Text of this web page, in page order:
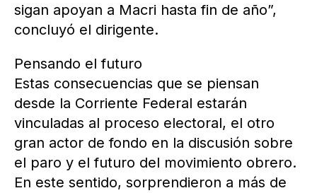
sigan apoyan a Macri hasta fin de año”,
concluyó el dirigente.
Pensando el futuro
Estas consecuencias que se piensan
desde la Corriente Federal estarán
vinculadas al proceso electoral, el otro
gran actor de fondo en la discusión sobre
el paro y el futuro del movimiento obrero.
En este sentido, sorprendieron a más de